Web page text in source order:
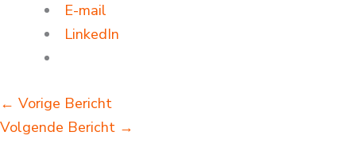
E-mail
LinkedIn
← Vorige Bericht
Volgende Bericht →